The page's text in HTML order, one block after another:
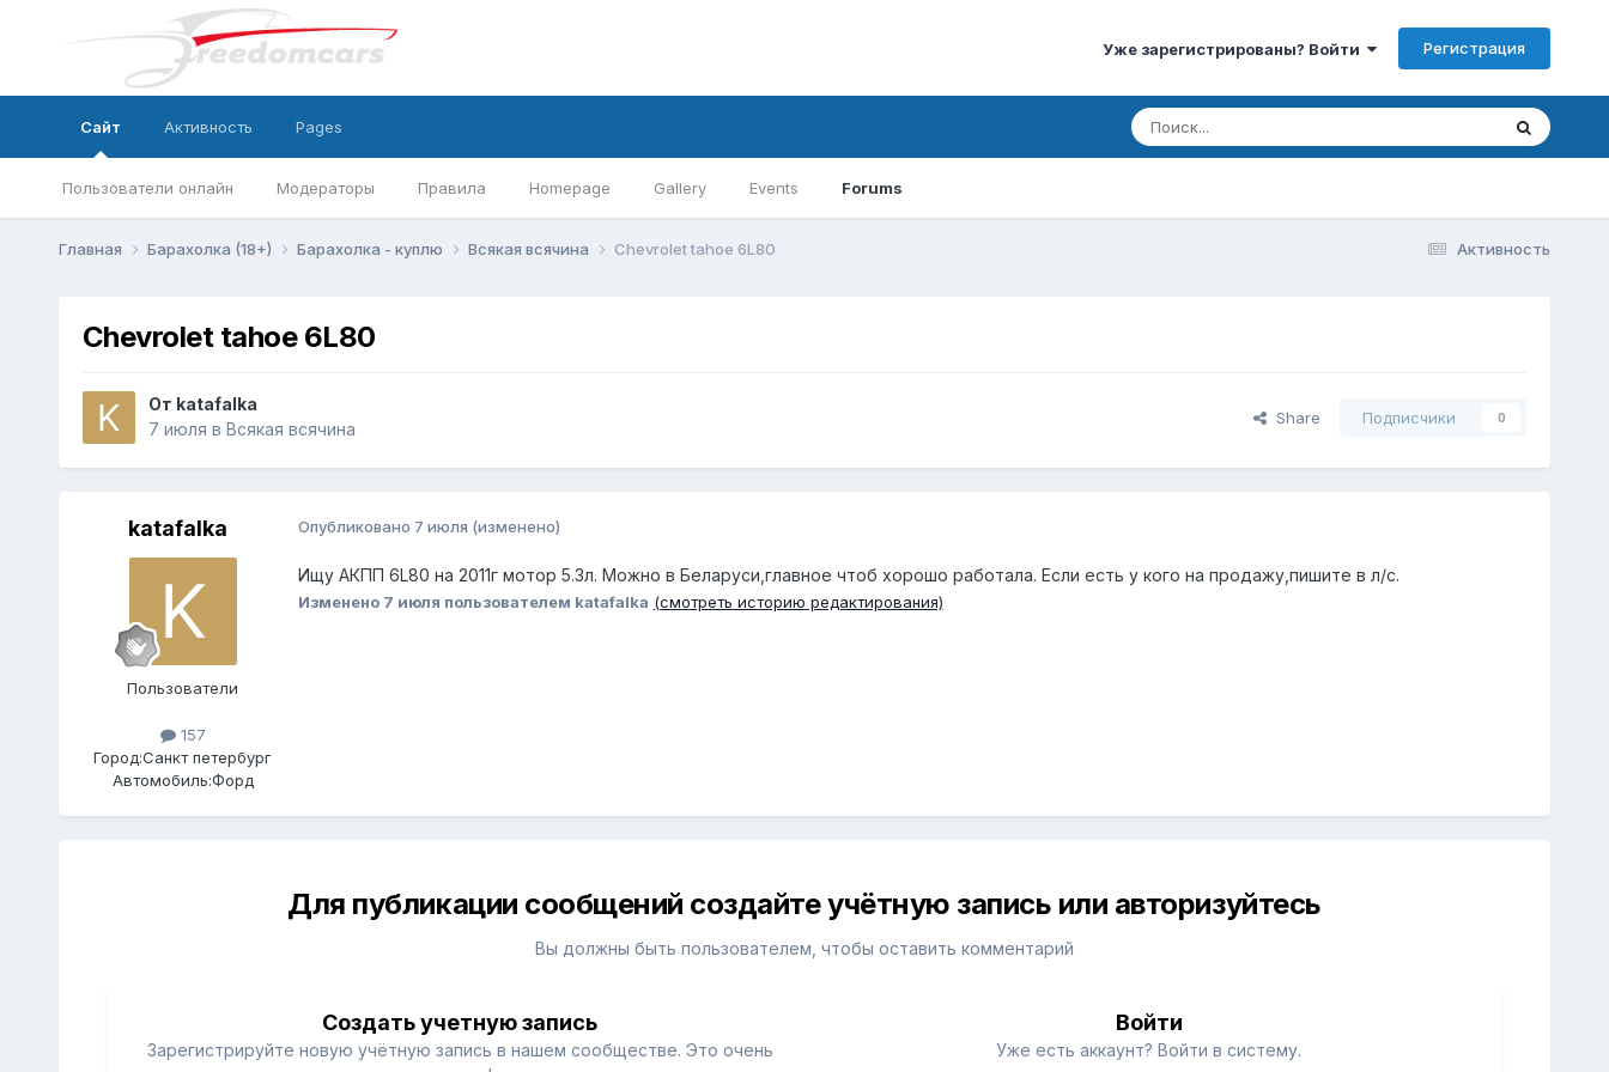
Уже зарегистрированы? Войти Регистрация
Сайт
Пользователи онлайн Модераторы Правила Homepage Gallery Events Forums
Активность Pages
Активность
Главная Барахолка (18+) Барахолка - куплю Всякая всячина Chevrolet tahoe 6L80
Chevrolet tahoe 6L80
От katafalka
7 июля в Всякая всячина
Share Подписчики 0
katafalka
Пользователи
157
Город:Санкт петербург
Автомобиль:Форд
Опубликовано 7 июля (изменено)
Ищу АКПП 6L80 на 2011г мотор 5.3л. Можно в Беларуси,главное чтоб хорошо работала. Если есть у кого на продажу,пишите в л/с.
Изменено 7 июля пользователем katafalka (смотреть историю редактирования)
Для публикации сообщений создайте учётную запись или авторизуйтесь
Вы должны быть пользователем, чтобы оставить комментарий
Создать учетную запись
Зарегистрируйте новую учётную запись в нашем сообществе. Это очень
Войти
Уже есть аккаунт? Войти в систему.